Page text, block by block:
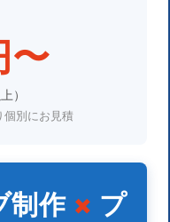
〜
）
個別にお見積
制作 × プ